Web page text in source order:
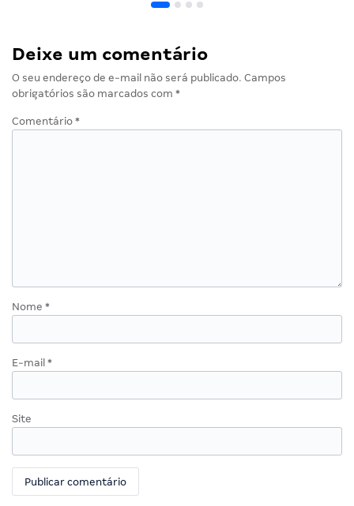
Deixe um comentário
O seu endereço de e-mail não será publicado. Campos
obrigatórios são marcados com *
Comentário *
Nome *
E-mail *
Site